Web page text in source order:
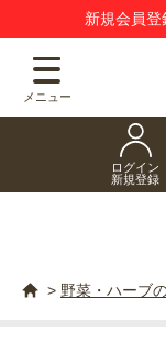
新規会員登
メニュー
ログイン
新規登録
> 野菜・ハーブ